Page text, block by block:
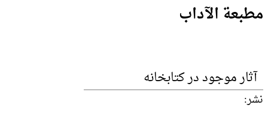
مطبعة الآداب
آثار موجود در کتابخانه
نشر: